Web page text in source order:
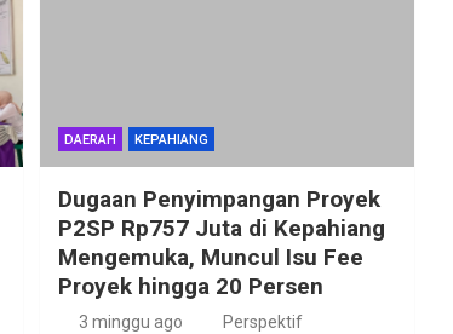
DAERAH KEPAHIANG
Dugaan Penyimpangan Proyek
P2SP Rp757 Juta di Kepahiang
Mengemuka, Muncul Isu Fee
Proyek hingga 20 Persen
3 minggu ago Perspektif